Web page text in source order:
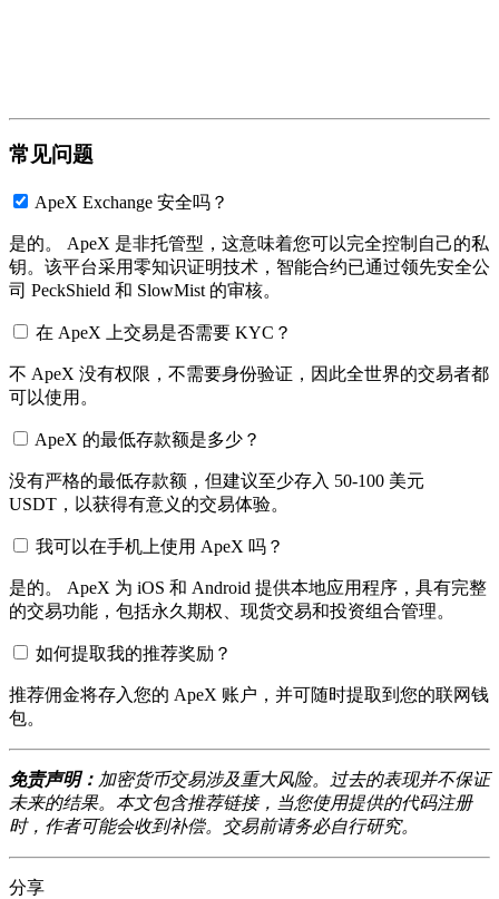
常见问题
ApeX Exchange 安全吗？
是的。 ApeX 是非托管型，这意味着您可以完全控制自己的私
钥。该平台采用零知识证明技术，智能合约已通过领先安全公
司 PeckShield 和 SlowMist 的审核。
在 ApeX 上交易是否需要 KYC？
不 ApeX 没有权限，不需要身份验证，因此全世界的交易者都
可以使用。
ApeX 的最低存款额是多少？
没有严格的最低存款额，但建议至少存入 50-100 美元
USDT，以获得有意义的交易体验。
我可以在手机上使用 ApeX 吗？
是的。 ApeX 为 iOS 和 Android 提供本地应用程序，具有完整
的交易功能，包括永久期权、现货交易和投资组合管理。
如何提取我的推荐奖励？
推荐佣金将存入您的 ApeX 账户，并可随时提取到您的联网钱
包。
免责声明： 加密货币交易涉及重大风险。过去的表现并不保证
未来的结果。本文包含推荐链接，当您使用提供的代码注册
时，作者可能会收到补偿。交易前请务必自行研究。
分享